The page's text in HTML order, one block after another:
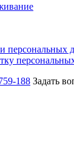
персональных
188 Задать